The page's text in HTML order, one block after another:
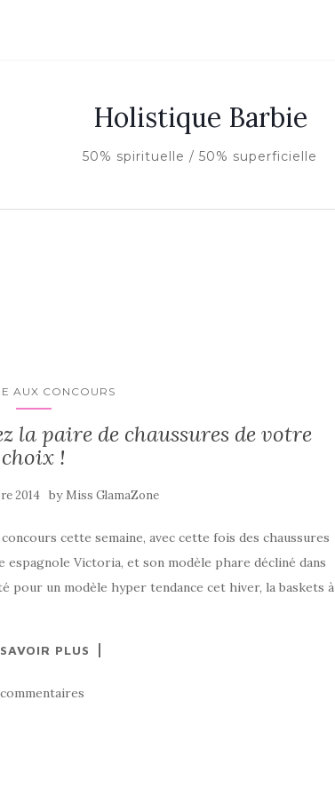
Holistique Barbie
50% spirituelle / 50% superficielle
AUX CONCOURS
la paire de chaussures de votre
choix !
2014 by Miss GlamaZone
cette semaine, avec cette fois des chaussures
espagnole Victoria, et son modèle phare décliné dans
pour un modèle hyper tendance cet hiver, la baskets à
PLUS